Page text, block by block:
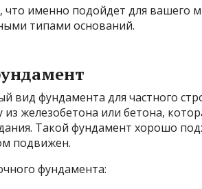
что именно подойдет для вашего
типами оснований.
вид фундамента для частного
железобетона или бетона,
Такой фундамент хорошо
подвижен.
фундамента: